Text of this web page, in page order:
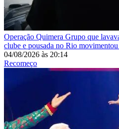
Operação Quimera Grupo que
clube e pousada no Rio
04/08/2026 às 20:14
Recomeço